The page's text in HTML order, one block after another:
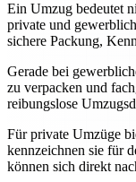
Ein Umzug bedeutet
private und
sichere Packung,
Gerade bei
zu verpacken und
reibungslose
Für private Umzüge
kennzeichnen sie für
können sich direkt